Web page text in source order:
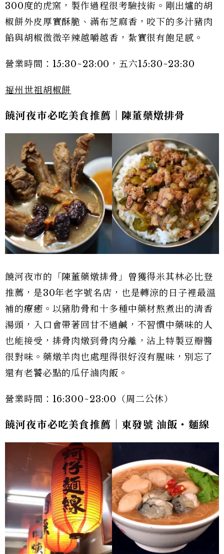
300度的虎窯，製作過程很考驗技術。剛出爐的胡
椒餅外皮厚實酥脆、滿布芝麻香，咬下的多汁豬肉
餡與胡椒微微辛辣越嚼越香，紮實很有飽足感。
營業時間：15:30~23:00，五六15:30~23:30
福州世祖胡椒餅
饒河夜市必吃美食推薦｜陳董藥燉排骨
饒河夜市的「陳董藥燉排骨」曾獲得米其林必比登
推薦，是30年老字號名店，也是轉涼的日子裡最溫
補的療癒。以豬肋骨和十多種中藥材熬煮出的清香
湯頭，入口會帶著回甘不過鹹，不習慣中藥味的人
也能接受，排骨肉燉到骨肉分離，沾上特製豆瓣醬
很對味。藥燉羊肉也處理得很好沒有腥味，別忘了
還有老饕必點的瓜仔滷肉飯。
營業時間：16:300~23:00（周二公休）
饒河夜市必吃美食推薦｜東發號 油飯・麵線